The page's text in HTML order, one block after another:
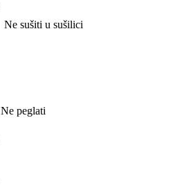
Ne sušiti u sušilici
Ne peglati